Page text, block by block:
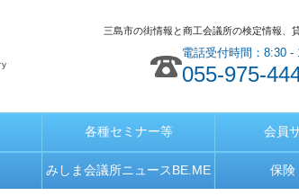
三島市の街情報と商工会議所の検定情報、
電話受付時間：8:30 -
055-975-
各種セミナー等 会員
みしま会議所ニュースBE.ME 保険